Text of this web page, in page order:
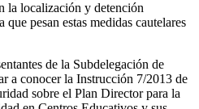
la localización y detención
pesan estas medidas cautelares
de la Subdelegación de
a conocer la Instrucción 7/2013 de
sobre el Plan Director para la